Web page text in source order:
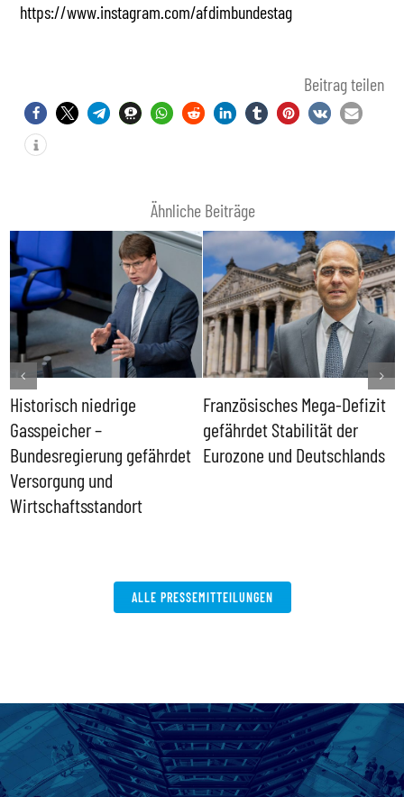
https://www.instagram.com/afdimbundestag
Beitrag teilen
Ähnliche Beiträge
Historisch niedrige
Gasspeicher –
Bundesregierung gefährdet
Versorgung und
Wirtschaftsstandort
Französisches Mega-Defizit
gefährdet Stabilität der
Eurozone und Deutschlands
ALLE PRESSEMITTEILUNGEN